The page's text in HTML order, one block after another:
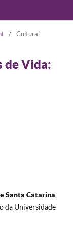
/ Cultural
de Vida:
Santa Catarina
da Universidade